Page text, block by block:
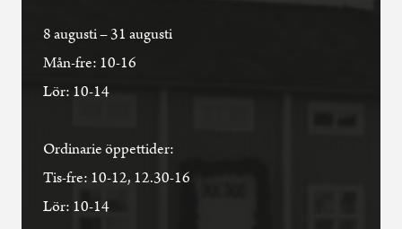
8 augusti – 31 augusti
Mån-fre: 10-16
Lör: 10-14
Ordinarie öppettider:
Tis-fre: 10-12, 12.30-16
Lör: 10-14